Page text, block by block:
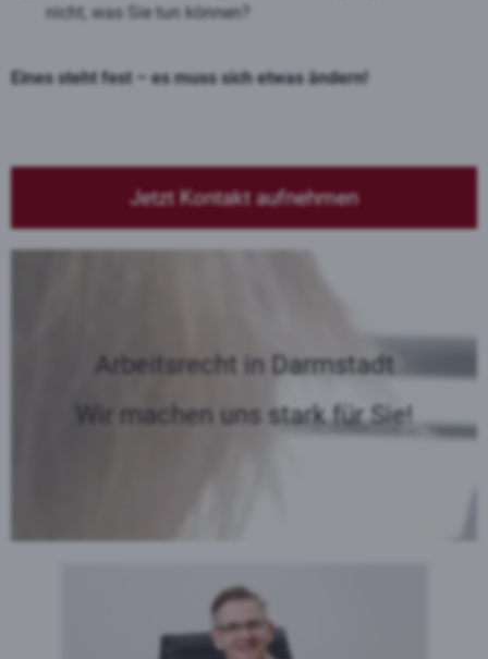
nicht, was Sie tun können?
Eines steht fest – es muss sich etwas ändern!
Jetzt Kontakt aufnehmen
Arbeitsrecht in Darmstadt
Wir machen uns stark für Sie!